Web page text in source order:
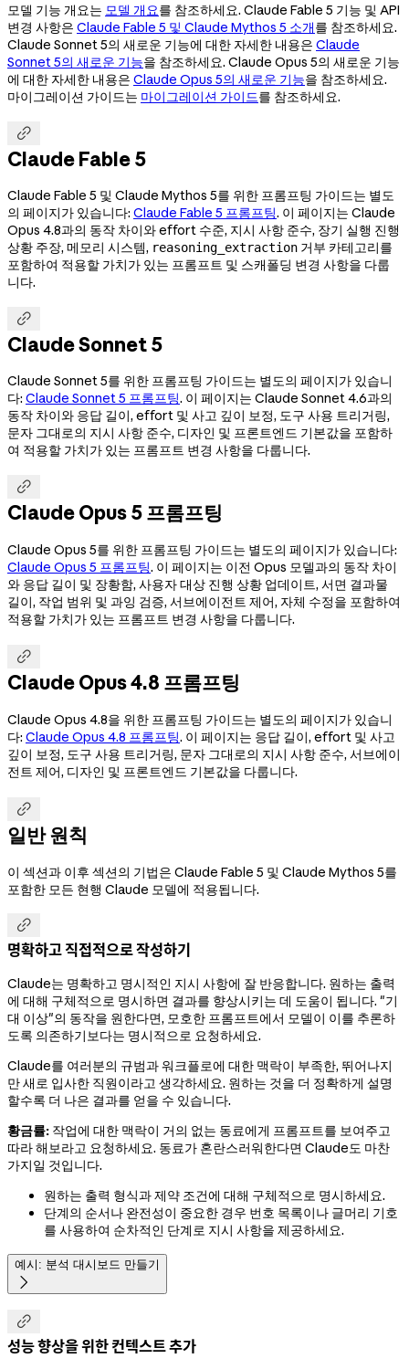
모델 기능 개요는 모델 개요를 참조하세요. Claude Fable 5 기능 및 API
변경 사항은 Claude Fable 5 및 Claude Mythos 5 소개를 참조하세요.
Claude Sonnet 5의 새로운 기능에 대한 자세한 내용은 Claude
Sonnet 5의 새로운 기능을 참조하세요. Claude Opus 5의 새로운 기능
에 대한 자세한 내용은 Claude Opus 5의 새로운 기능을 참조하세요.
마이그레이션 가이드는 마이그레이션 가이드를 참조하세요.

Claude Fable 5
Claude Fable 5 및 Claude Mythos 5를 위한 프롬프팅 가이드는 별도
의 페이지가 있습니다: Claude Fable 5 프롬프팅. 이 페이지는 Claude
Opus 4.8과의 동작 차이와 effort 수준, 지시 사항 준수, 장기 실행 진행
상황 주장, 메모리 시스템, reasoning_extraction 거부 카테고리를
포함하여 적용할 가치가 있는 프롬프트 및 스캐폴딩 변경 사항을 다룹
니다.

Claude Sonnet 5
Claude Sonnet 5를 위한 프롬프팅 가이드는 별도의 페이지가 있습니
다: Claude Sonnet 5 프롬프팅. 이 페이지는 Claude Sonnet 4.6과의
동작 차이와 응답 길이, effort 및 사고 깊이 보정, 도구 사용 트리거링,
문자 그대로의 지시 사항 준수, 디자인 및 프론트엔드 기본값을 포함하
여 적용할 가치가 있는 프롬프트 변경 사항을 다룹니다.

Claude Opus 5 프롬프팅
Claude Opus 5를 위한 프롬프팅 가이드는 별도의 페이지가 있습니다:
Claude Opus 5 프롬프팅. 이 페이지는 이전 Opus 모델과의 동작 차이
와 응답 길이 및 장황함, 사용자 대상 진행 상황 업데이트, 서면 결과물
길이, 작업 범위 및 과잉 검증, 서브에이전트 제어, 자체 수정을 포함하여
적용할 가치가 있는 프롬프트 변경 사항을 다룹니다.

Claude Opus 4.8 프롬프팅
Claude Opus 4.8을 위한 프롬프팅 가이드는 별도의 페이지가 있습니
다: Claude Opus 4.8 프롬프팅. 이 페이지는 응답 길이, effort 및 사고
깊이 보정, 도구 사용 트리거링, 문자 그대로의 지시 사항 준수, 서브에이
전트 제어, 디자인 및 프론트엔드 기본값을 다룹니다.

일반 원칙
이 섹션과 이후 섹션의 기법은 Claude Fable 5 및 Claude Mythos 5를
포함한 모든 현행 Claude 모델에 적용됩니다.

명확하고 직접적으로 작성하기
Claude는 명확하고 명시적인 지시 사항에 잘 반응합니다. 원하는 출력
에 대해 구체적으로 명시하면 결과를 향상시키는 데 도움이 됩니다. "기
대 이상"의 동작을 원한다면, 모호한 프롬프트에서 모델이 이를 추론하
도록 의존하기보다는 명시적으로 요청하세요.
Claude를 여러분의 규범과 워크플로에 대한 맥락이 부족한, 뛰어나지
만 새로 입사한 직원이라고 생각하세요. 원하는 것을 더 정확하게 설명
할수록 더 나은 결과를 얻을 수 있습니다.
황금률: 작업에 대한 맥락이 거의 없는 동료에게 프롬프트를 보여주고
따라 해보라고 요청하세요. 동료가 혼란스러워한다면 Claude도 마찬
가지일 것입니다.
원하는 출력 형식과 제약 조건에 대해 구체적으로 명시하세요.
단계의 순서나 완전성이 중요한 경우 번호 목록이나 글머리 기호
를 사용하여 순차적인 단계로 지시 사항을 제공하세요.
예시: 분석 대시보드 만들기


성능 향상을 위한 컨텍스트 추가